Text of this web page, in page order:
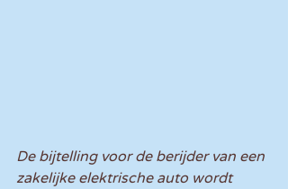
De bijtelling voor de berijder van een
zakelijke elektrische auto wordt